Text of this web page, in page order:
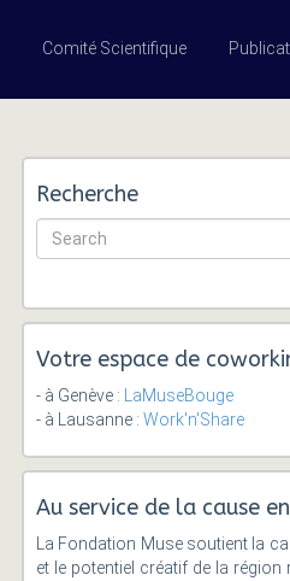
Comité Scientifique
Recherche
Votre espace de
- à Genève :
LaMuseBouge
- à Lausanne : Work'n'Share
Au service de la cause
La Fondation Muse soutient la
et le potentiel créatif de la région